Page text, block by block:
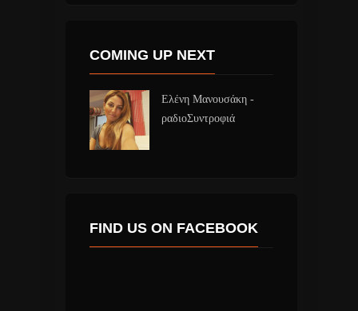
COMING UP NEXT
Ελένη Μανουσάκη -
ραδιοΣυντροφιά
FIND US ON FACEBOOK